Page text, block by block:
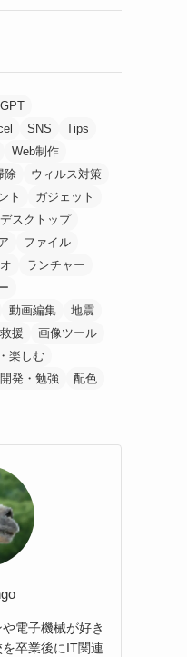
SNS
Tips
Web制作
除
ウィルス対策
ト
ガジェット
デスクトップ
ファイル
ランチャー
動画編集
地震
援
画像ツール
楽しむ
発・勉強
配色
電子機械が好き
卒業後にIT関連